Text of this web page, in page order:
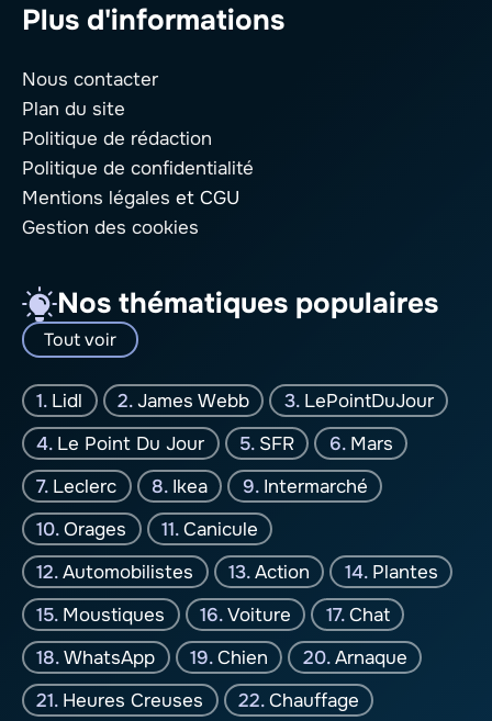
Plus d'informations
Nous contacter
Plan du site
Politique de rédaction
Politique de confidentialité
Mentions légales et CGU
Gestion des cookies
Nos thématiques populaires
Tout voir
Lidl James Webb
LePointDuJour
Le Point Du Jour
SFR
Mars
Leclerc
Ikea
Intermarché
Orages
Canicule
Automobilistes
Action
Plantes
Moustiques
Voiture
Chat
WhatsApp
Chien
Arnaque
Heures Creuses
Chauffage